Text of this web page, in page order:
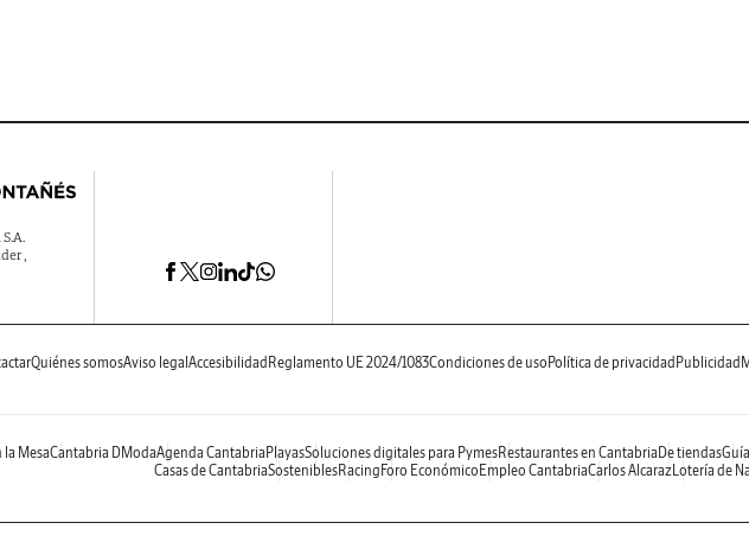
,
Quiénes somosAviso legal Accesibilidad Reglamento UE 2024/1083Condiciones de uso Política de privacidad Publicidad
MesaCantabria DModaAgenda Cantabria PlayasSoluciones digitales para PymesRestaurantes en Cantabria De tiendas
Casas de CantabriaSosteniblesRacing Foro Económico Empleo CantabriaCarlos AlcarazLotería de